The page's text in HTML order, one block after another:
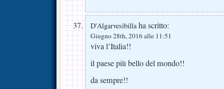
D'Algarvesibillaha scritto:
Giugno 28th, 2016 alle 11:51
viva l’Italia!!
il paese più bello del mondo!!
da sempre!!